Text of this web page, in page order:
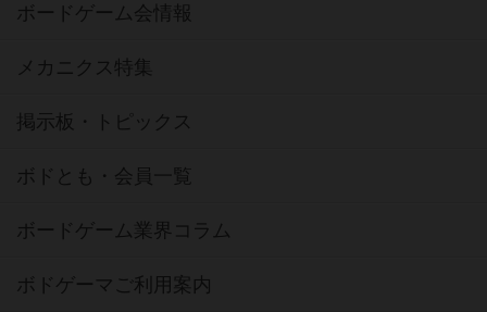
ボードゲーム会情報
メカニクス特集
掲示板・トピックス
ボドとも・会員一覧
ボードゲーム業界コラム
ボドゲーマご利用案内